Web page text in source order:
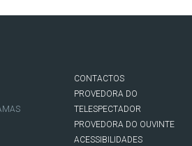
CONTACTOS
PROVEDORA DO
TELESPECTADOR
PROVEDORA DO OUVINTE
ACESSIBILIDADES